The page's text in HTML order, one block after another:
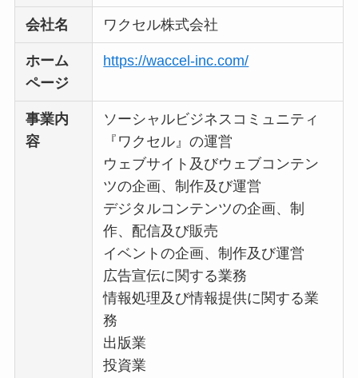
Temuは怪しい？口コ
ミ・評判が正直ヤバ
会社名 ワクセル株式会社
ホーム
ページ
https://waccel-inc.com/
事業内
容
ソーシャルビジネスコミュニティ
『ワクセル』の運営
ウェブサイト及びウェブコンテン
ツの企画、制作及び運営
デジタルコンテンツの企画、制
作、配信及び販売
イベントの企画、制作及び運営
広告宣伝に関する業務
情報処理及び情報提供に関する業
務
出版業
投資業